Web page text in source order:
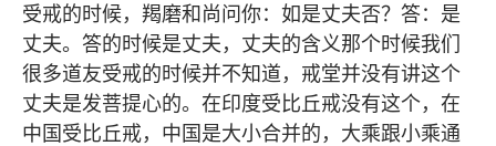
受戒的时候，羯磨和尚问你：如是丈夫否？答：是
丈夫。答的时候是丈夫，丈夫的含义那个时候我们
很多道友受戒的时候并不知道，戒堂并没有讲这个
丈夫是发菩提心的。在印度受比丘戒没有这个，在
中国受比丘戒，中国是大小合并的，大乘跟小乘通